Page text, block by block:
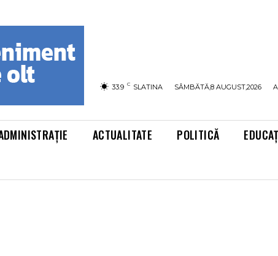
33.9 C SLATINA SÂMBĂTĂ,8 AUGUST,2026
ACTUALITATE POLITICĂ